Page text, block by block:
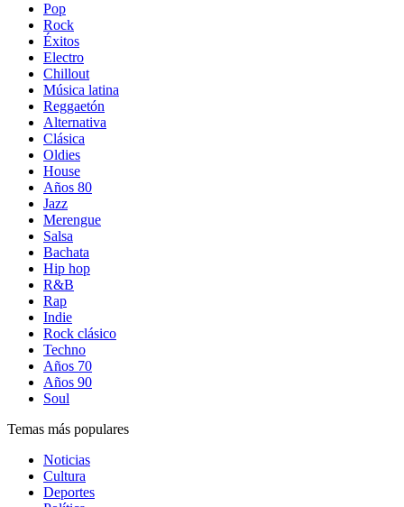
Pop
Rock
Éxitos
Electro
Chillout
Música latina
Reggaetón
Alternativa
Clásica
Oldies
House
Años 80
Jazz
Merengue
Salsa
Bachata
Hip hop
R&B
Rap
Indie
Rock clásico
Techno
Años 70
Años 90
Soul
Temas más populares
Noticias
Cultura
Deportes